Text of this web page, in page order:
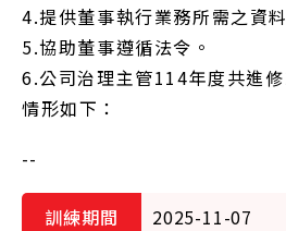
4.提供董事執行業務所需之資料
5.協助董事遵循法令。
6.公司治理主管114年度共進
情形如下：
--
2025-11-07